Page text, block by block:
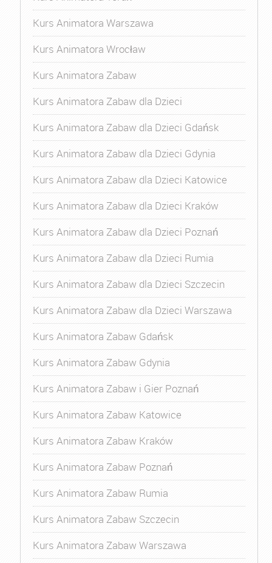
Kurs Animatora Warszawa
Kurs Animatora Wrocław
Kurs Animatora Zabaw
Kurs Animatora Zabaw dla Dzieci
Kurs Animatora Zabaw dla Dzieci Gdańsk
Kurs Animatora Zabaw dla Dzieci Gdynia
Kurs Animatora Zabaw dla Dzieci Katowice
Kurs Animatora Zabaw dla Dzieci Kraków
Kurs Animatora Zabaw dla Dzieci Poznań
Kurs Animatora Zabaw dla Dzieci Rumia
Kurs Animatora Zabaw dla Dzieci Szczecin
Kurs Animatora Zabaw dla Dzieci Warszawa
Kurs Animatora Zabaw Gdańsk
Kurs Animatora Zabaw Gdynia
Kurs Animatora Zabaw i Gier Poznań
Kurs Animatora Zabaw Katowice
Kurs Animatora Zabaw Kraków
Kurs Animatora Zabaw Poznań
Kurs Animatora Zabaw Rumia
Kurs Animatora Zabaw Szczecin
Kurs Animatora Zabaw Warszawa